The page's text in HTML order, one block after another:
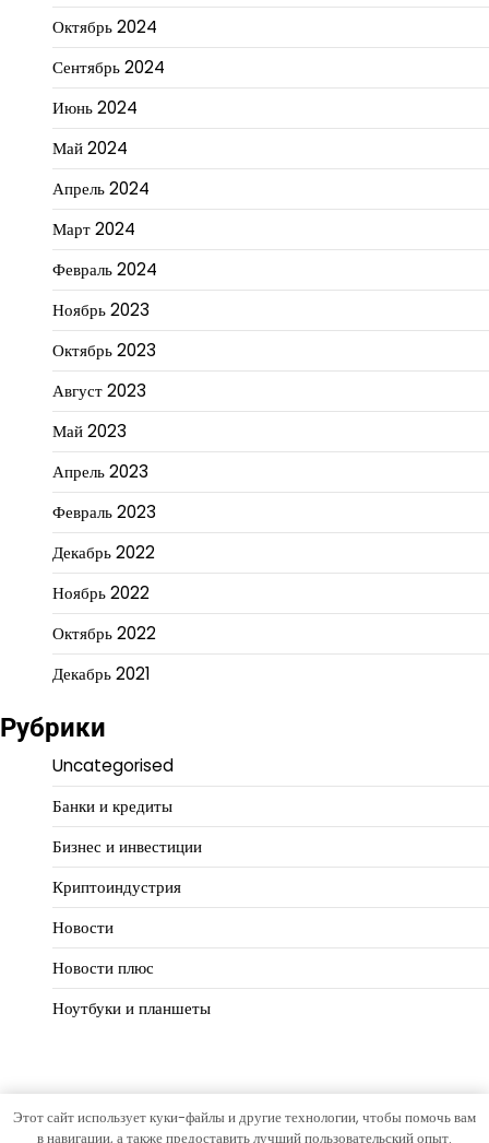
Октябрь 2024
Сентябрь 2024
Июнь 2024
Май 2024
Апрель 2024
Март 2024
Февраль 2024
Ноябрь 2023
Октябрь 2023
Август 2023
Май 2023
Апрель 2023
Февраль 2023
Декабрь 2022
Ноябрь 2022
Октябрь 2022
Декабрь 2021
Рубрики
Uncategorised
Банки и кредиты
Бизнес и инвестиции
Криптоиндустрия
Новости
Новости плюс
Ноутбуки и планшеты
Copyright © 2026Деньги работаютТема Open News от
Этот сайт использует куки-файлы и другие технологии, чтобы помочь вам
в навигации, а также предоставить лучший пользовательский опыт.